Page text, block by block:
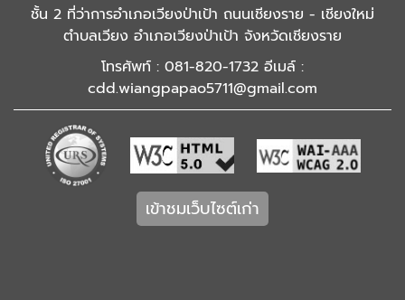
ชั้น 2 ที่ว่าการอำเภอเวียงป่าเป้า ถนนเชียงราย - เชียงใหม่
ตำบลเวียง อำเภอเวียงป่าเป้า จังหวัดเชียงราย
โทรศัพท์ : 081-820-1732 อีเมล์ :
cdd.wiangpapao5711@gmail.com
เข้าชมเว็บไซต์เก่า